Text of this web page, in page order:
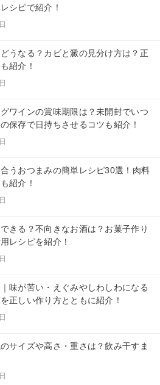
シピで紹介！
うなる？カビと澱の見分け方は？正
紹介！
ワインの賞味期限は？未開封でいつ
保存で日持ちさせるコツも紹介！
うおつまみの簡単レシピ30選！肉料
紹介！
きる？不向きなお酒は？お菓子作り
レシピを紹介！
味が苦い・えぐみやしわしわになる
正しい作り方とともに紹介！
サイズや高さ・重さは？飲み干すま